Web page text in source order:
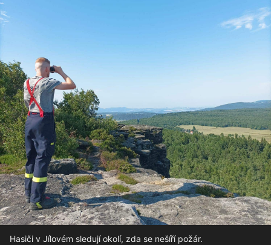
Hasiči v Jílovém sledují okolí, zda se nešíří požár.